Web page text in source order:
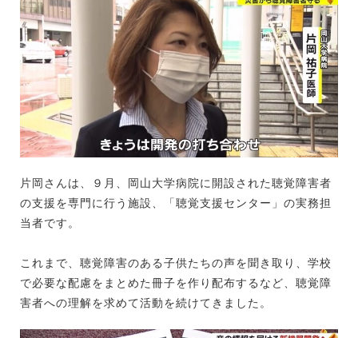
片岡さんは、９月、岡山大学病院に開設された聴覚障害者
の支援を専門に行う施設、「聴覚支援センター」の実務担
当者です。
これまで、聴覚障害のある子供たちの声を聞き取り、学校
で必要な配慮をまとめた冊子を作り配布するなど、聴覚障
害者への理解を求めて活動を続けてきました。